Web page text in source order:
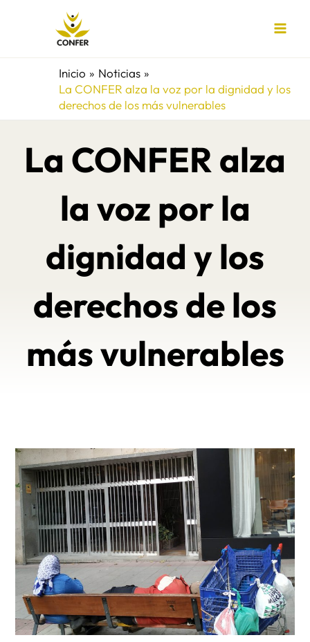
Inicio
Noticias
La CONFER alza la voz por la dignidad y los
derechos de los más vulnerables
La CONFER alza
la voz por la
dignidad y los
derechos de los
más vulnerables